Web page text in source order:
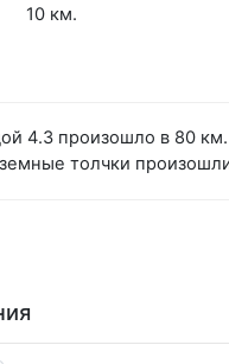
10 км.
4.3 произошло в 80
толчки